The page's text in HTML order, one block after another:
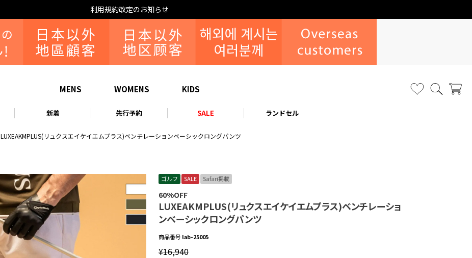
利用規約改定のお知らせ
MENS WOMENS KIDS
新着 先行予約 SALE ランドセル
LUXEAKMPLUS(リュクスエイケイエムプラス)ベンチレーションベーシックロングパンツ
ゴルフ SALE Safari掲載
60%OFF
LUXEAKMPLUS(リュクスエイケイエムプラス)ベンチレーショ
ンベーシックロングパンツ
商品番号 lab-25005
¥16,940